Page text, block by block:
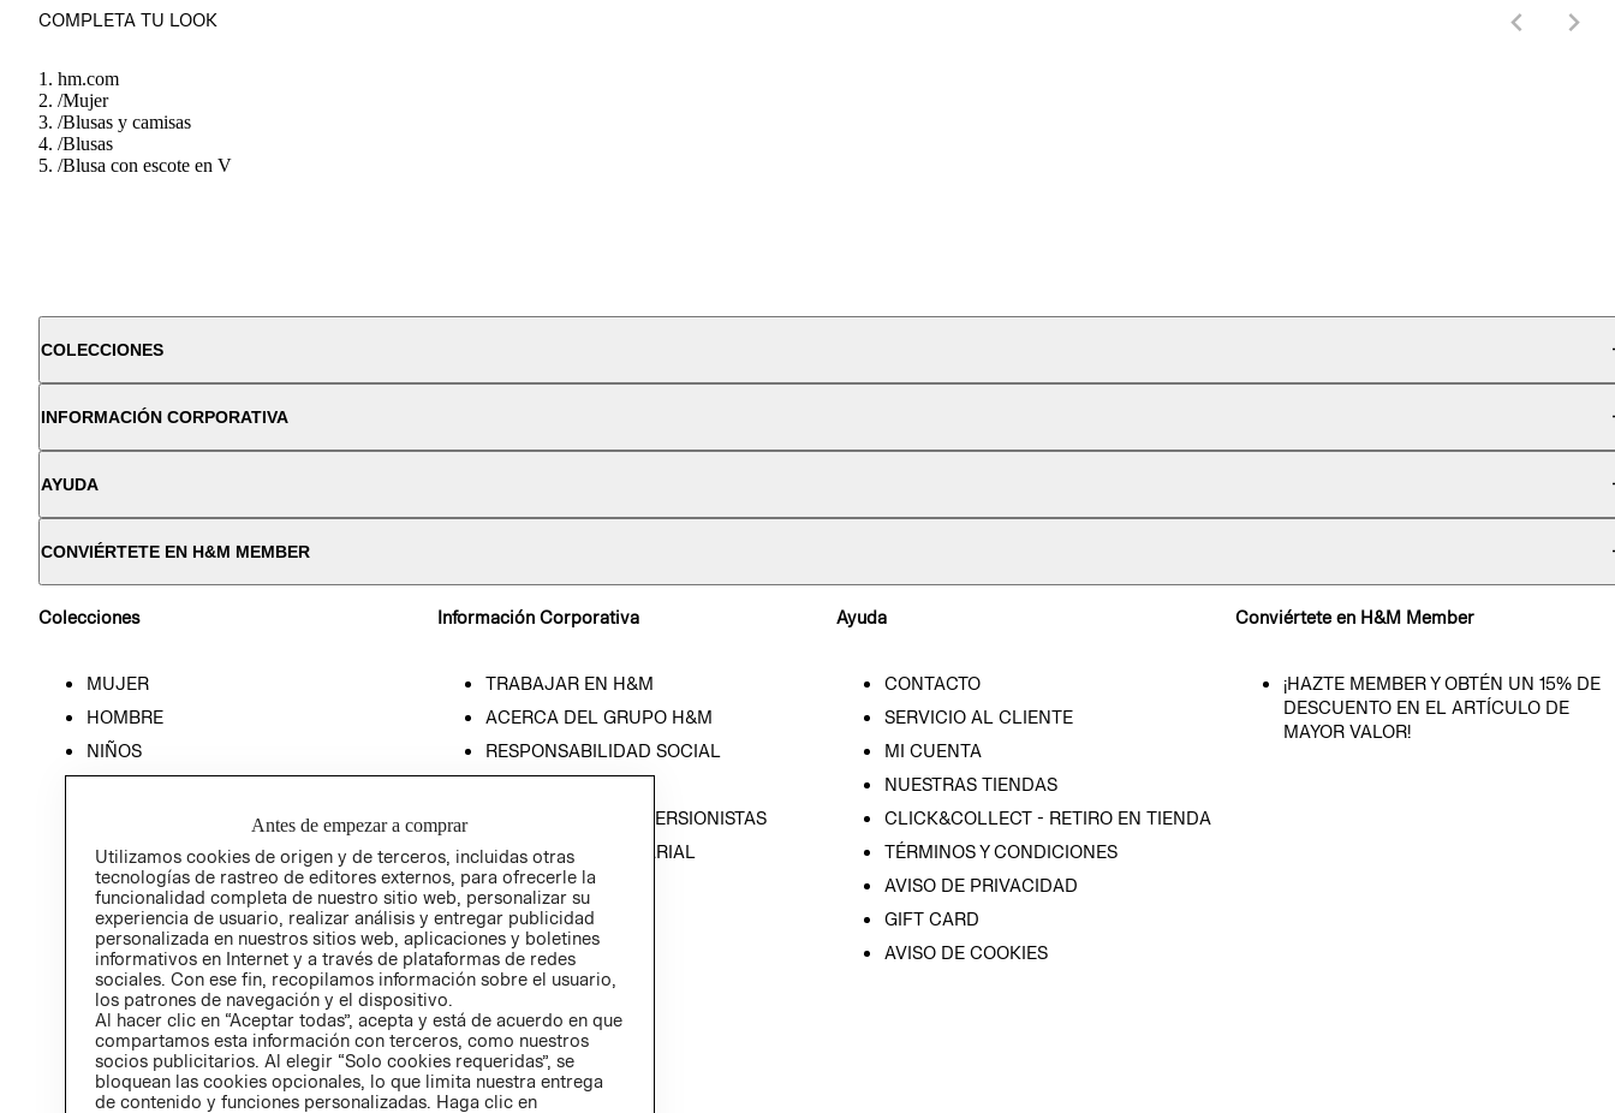
COMPLETA TU LOOK
hm.com
/Mujer
/Blusas y camisas
/Blusas
/Blusa con escote en V
COLECCIONES
INFORMACIÓN CORPORATIVA
AYUDA
CONVIÉRTETE EN H&M MEMBER
Colecciones
MUJER
HOMBRE
NIÑOS
Información Corporativa
TRABAJAR EN H&M
ACERCA DEL GRUPO H&M
RESPONSABILIDAD SOCIAL
RELACIÓN CON INVERSIONISTAS
POLÍTICA EMPRESARIAL
Ayuda
CONTACTO
SERVICIO AL CLIENTE
MI CUENTA
NUESTRAS TIENDAS
CLICK&COLLECT - RETIRO EN TIENDA
TÉRMINOS Y CONDICIONES
AVISO DE PRIVACIDAD
GIFT CARD
AVISO DE COOKIES
Conviértete en H&M Member
¡HAZTE MEMBER Y OBTÉN UN 15% DE
DESCUENTO EN EL ARTÍCULO DE
MAYOR VALOR!
Antes de empezar a comprar
Utilizamos cookies de origen y de terceros, incluidas otras
tecnologías de rastreo de editores externos, para ofrecerle la
funcionalidad completa de nuestro sitio web, personalizar su
experiencia de usuario, realizar análisis y entregar publicidad
personalizada en nuestros sitios web, aplicaciones y boletines
informativos en Internet y a través de plataformas de redes
sociales. Con ese fin, recopilamos información sobre el usuario,
los patrones de navegación y el dispositivo.
Al hacer clic en “Aceptar todas”, acepta y está de acuerdo en que
compartamos esta información con terceros, como nuestros
socios publicitarios. Al elegir “Solo cookies requeridas”, se
bloquean las cookies opcionales, lo que limita nuestra entrega
de contenido y funciones personalizadas. Haga clic en